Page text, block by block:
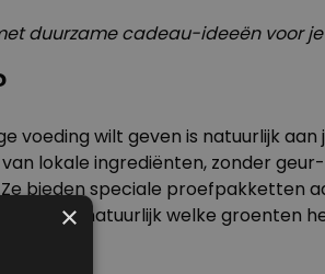
duurzame cadeau-ideeën voor
voeding wilt geven is natuurlijk aan
lokale ingrediënten, zonder
bieden speciale proefpakketten
hond. En natuurlijk welke groenten
×